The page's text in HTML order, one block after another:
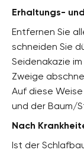
Erhaltungs-
Entfernen Sie
schneiden Sie
Seidenakazie
Zweige
Auf diese
und der Baum/
Nach
Ist der